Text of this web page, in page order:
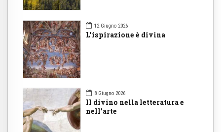
12 Giugno 2026
L'ispirazione è divina
8 Giugno 2026
Il divino nella letteratura e
nell’arte